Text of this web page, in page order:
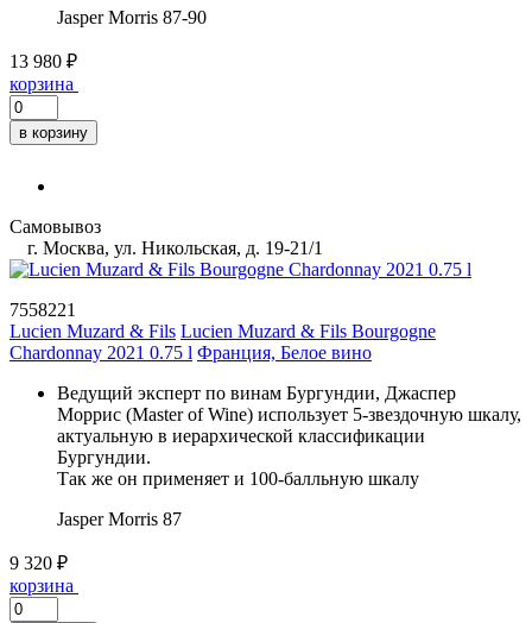
Jasper Morris 87-90
13 980 ₽
корзина
в корзину
Самовывоз
г. Москва, ул. Никольская, д. 19-21/1
7558221
Lucien Muzard & Fils Lucien Muzard & Fils Bourgogne
Chardonnay 2021 0.75 l Франция, Белое вино
Ведущий эксперт по винам Бургундии, Джаспер
Моррис (Master of Wine) использует 5-звездочную шкалу,
актуальную в иерархической классификации
Бургундии.
Так же он применяет и 100-балльную шкалу
Jasper Morris 87
9 320 ₽
корзина